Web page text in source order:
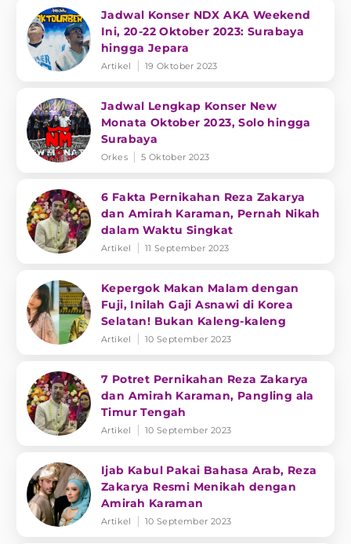
Jadwal Konser NDX AKA Weekend
Ini, 20-22 Oktober 2023: Surabaya
hingga Jepara
Artikel 19 Oktober 2023
Jadwal Lengkap Konser New
Monata Oktober 2023, Solo hingga
Surabaya
Orkes 5 Oktober 2023
6 Fakta Pernikahan Reza Zakarya
dan Amirah Karaman, Pernah Nikah
dalam Waktu Singkat
Artikel 11 September 2023
Kepergok Makan Malam dengan
Fuji, Inilah Gaji Asnawi di Korea
Selatan! Bukan Kaleng-kaleng
Artikel 10 September 2023
7 Potret Pernikahan Reza Zakarya
dan Amirah Karaman, Pangling ala
Timur Tengah
Artikel 10 September 2023
Ijab Kabul Pakai Bahasa Arab, Reza
Zakarya Resmi Menikah dengan
Amirah Karaman
Artikel 10 September 2023